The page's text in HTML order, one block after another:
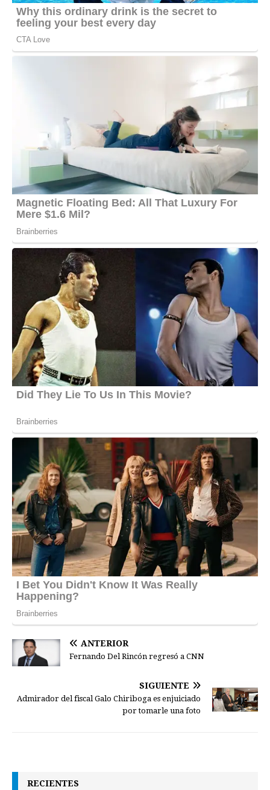
ANTERIOR
Fernando Del Rincón regresó a CNN
SIGUIENTE
Admirador del fiscal Galo Chiriboga es enjuiciado
por tomarle una foto
RECIENTES